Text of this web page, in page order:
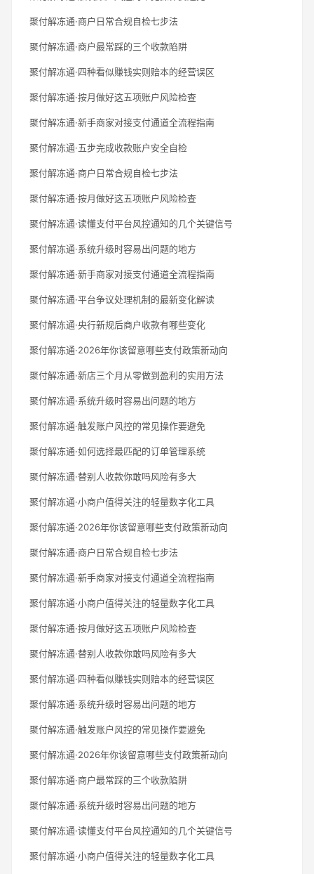
聚付解冻通·商户日常合规自检七步法
聚付解冻通·商户最常踩的三个收款陷阱
聚付解冻通·四种看似赚钱实则赔本的经营误区
聚付解冻通·按月做好这五项账户风险检查
聚付解冻通·新手商家对接支付通道全流程指南
聚付解冻通·五步完成收款账户安全自检
聚付解冻通·商户日常合规自检七步法
聚付解冻通·按月做好这五项账户风险检查
聚付解冻通·读懂支付平台风控通知的几个关键信号
聚付解冻通·系统升级时容易出问题的地方
聚付解冻通·新手商家对接支付通道全流程指南
聚付解冻通·平台争议处理机制的最新变化解读
聚付解冻通·央行新规后商户收款有哪些变化
聚付解冻通·2026年你该留意哪些支付政策新动向
聚付解冻通·新店三个月从零做到盈利的实用方法
聚付解冻通·系统升级时容易出问题的地方
聚付解冻通·触发账户风控的常见操作要避免
聚付解冻通·如何选择最匹配的订单管理系统
聚付解冻通·替别人收款你敢吗风险有多大
聚付解冻通·小商户值得关注的轻量数字化工具
聚付解冻通·2026年你该留意哪些支付政策新动向
聚付解冻通·商户日常合规自检七步法
聚付解冻通·新手商家对接支付通道全流程指南
聚付解冻通·小商户值得关注的轻量数字化工具
聚付解冻通·按月做好这五项账户风险检查
聚付解冻通·替别人收款你敢吗风险有多大
聚付解冻通·四种看似赚钱实则赔本的经营误区
聚付解冻通·系统升级时容易出问题的地方
聚付解冻通·触发账户风控的常见操作要避免
聚付解冻通·2026年你该留意哪些支付政策新动向
聚付解冻通·商户最常踩的三个收款陷阱
聚付解冻通·系统升级时容易出问题的地方
聚付解冻通·读懂支付平台风控通知的几个关键信号
聚付解冻通·小商户值得关注的轻量数字化工具